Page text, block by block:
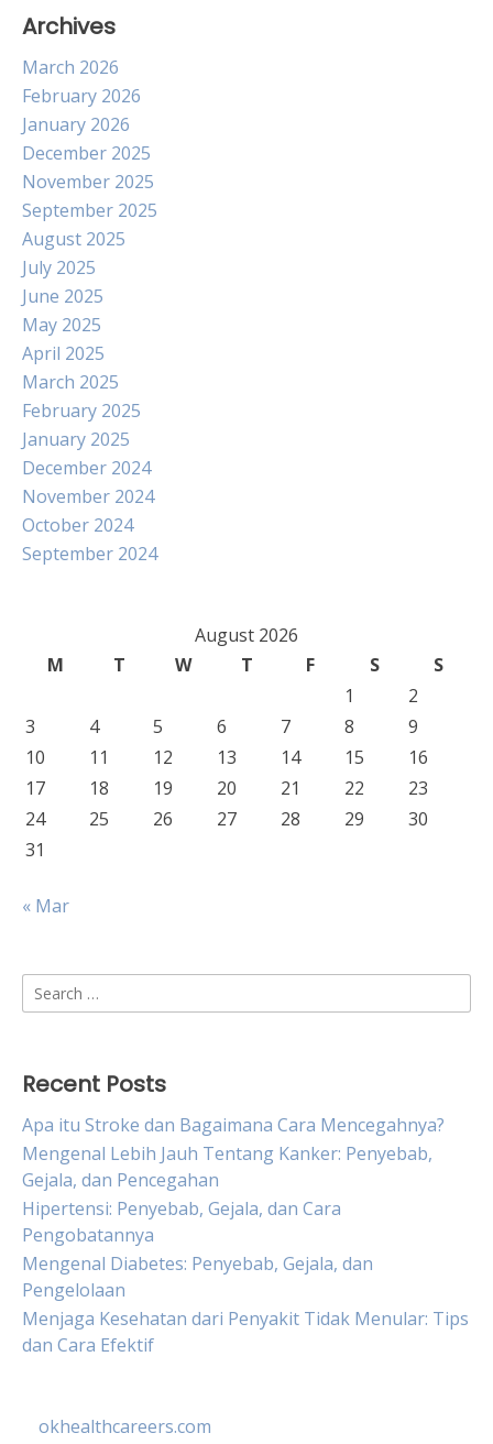
Archives
March 2026
February 2026
January 2026
December 2025
November 2025
September 2025
August 2025
July 2025
June 2025
May 2025
April 2025
March 2025
February 2025
January 2025
December 2024
November 2024
October 2024
September 2024
August 2026
M
T W T F S
S
1
2
3
4 5 6 7 8
9
10
11 12 13 14 15
16
17
18 19 20 21 22
23
24
25 26 27 28 29
30
31
« Mar
Search
for:
Recent Posts
Apa itu Stroke dan Bagaimana Cara Mencegahnya?
Mengenal Lebih Jauh Tentang Kanker: Penyebab,
Gejala, dan Pencegahan
Hipertensi: Penyebab, Gejala, dan Cara
Pengobatannya
Mengenal Diabetes: Penyebab, Gejala, dan
Pengelolaan
Menjaga Kesehatan dari Penyakit Tidak Menular: Tips
dan Cara Efektif
okhealthcareers.com